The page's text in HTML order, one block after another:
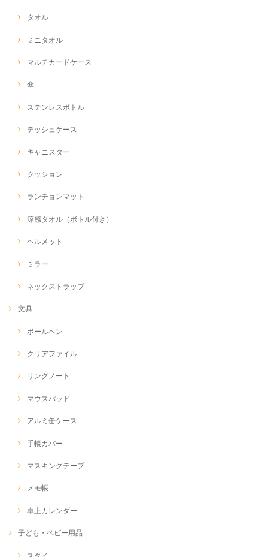
タオル
ミニタオル
マルチカードケース
傘
ステンレスボトル
テッシュケース
キャニスター
クッション
ランチョンマット
涼感タオル（ボトル付き）
ヘルメット
ミラー
ネックストラップ
文具
ボールペン
クリアファイル
リングノート
マウスパッド
アルミ缶ケース
手帳カバー
マスキングテープ
メモ帳
卓上カレンダー
子ども・ベビー用品